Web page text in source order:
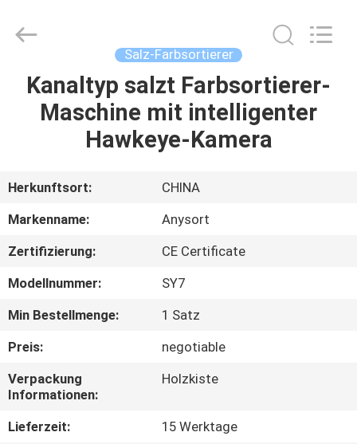
HAUS
PRODUKTE
ÜBER
UNS
FABRIK-
AUSFLUG
QUALITÄTSKONTROLLE
TRETEN
SIE
Ltd..
Salz-Farbsortierer
Kanaltyp salzt Farbsortierer-
Maschine mit intelligenter
Hawkeye-Kamera
Herkunftsort:
CHINA
Markenname:
Anysort
Zertifizierung:
CE Certificate
Modellnummer:
SY7
Min Bestellmenge:
1 Satz
Preis:
negotiable
Verpackung
Informationen:
Holzkiste
Lieferzeit:
15 Werktage